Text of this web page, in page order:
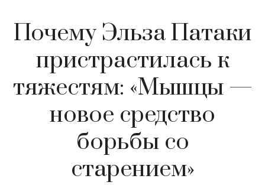
Почему Эльза Патаки
пристрастилась к
тяжестям: «Мышцы —
новое средство
борьбы со
старением»